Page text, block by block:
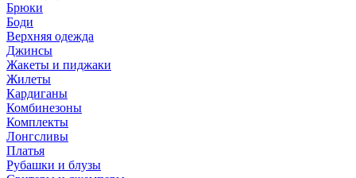
Брюки
Боди
Верхняя одежда
Джинсы
Жакеты и пиджаки
Жилеты
Кардиганы
Комбинезоны
Комплекты
Лонгсливы
Платья
Рубашки и блузы